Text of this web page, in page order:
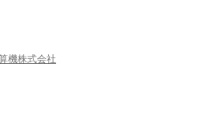
機株式会社